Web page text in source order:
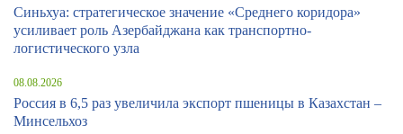
Синьхуа: стратегическое значение «Среднего коридора»
усиливает роль Азербайджана как транспортно-
логистического узла
08.08.2026
Россия в 6,5 раз увеличила экспорт пшеницы в Казахстан –
Минсельхоз